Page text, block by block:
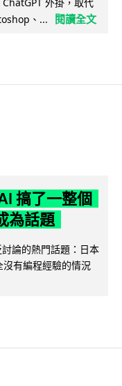
、...
閱讀全文
搞了一整個
為話題
論的熱門話題：日本
有編程經驗的情況